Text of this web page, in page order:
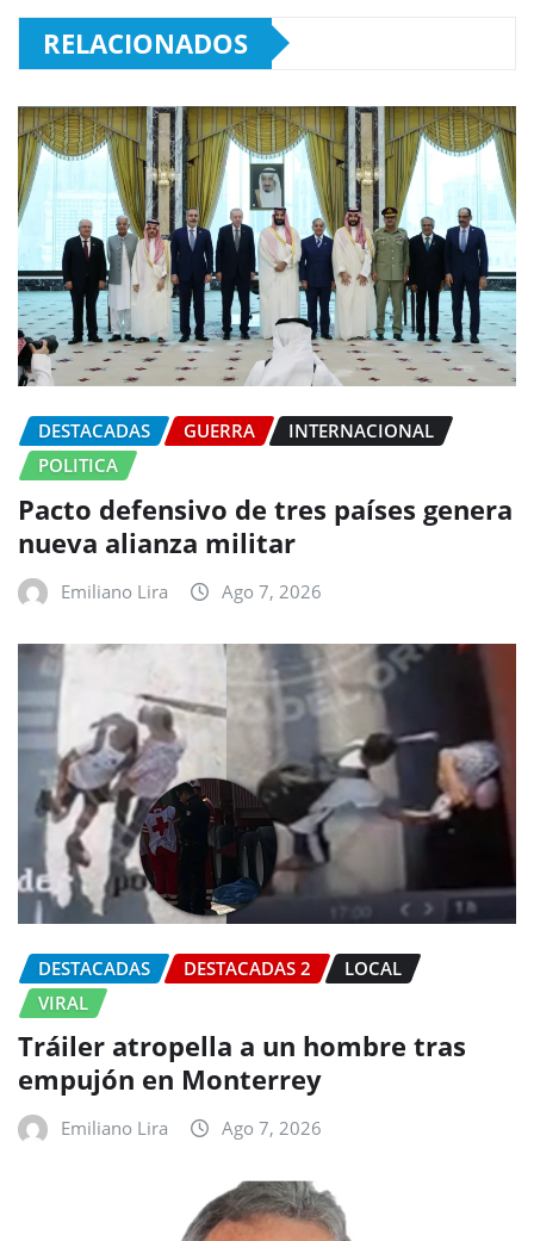
RELACIONADOS
DESTACADAS GUERRA
INTERNACIONAL
POLITICA
Pacto defensivo de tres países genera
nueva alianza militar
Emiliano Lira Ago 7, 2026
DESTACADAS DESTACADAS 2
LOCAL
VIRAL
Tráiler atropella a un hombre tras
empujón en Monterrey
Emiliano Lira Ago 7, 2026